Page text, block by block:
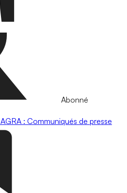
Abonné
AGRA : Communiqués de presse